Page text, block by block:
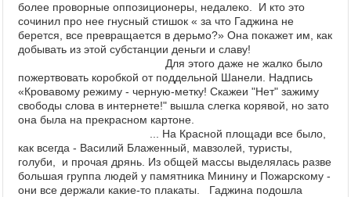
более проворные оппозиционеры,
недалеко. И кто это
сочинил про нее гнусный стишок « за что Гаджина не
берется, все превращается в дерьмо?» Она покажет им, как
добывать из этой субстанции деньги и славу!
Для этого даже не жалко было
пожертвовать коробкой от поддельной Шанели. Надпись
«Кровавому режиму - черную-метку! Скажеи "Нет" зажиму
свободы слова в интернете!" вышла слегка корявой, но зато
она была на прекрасном картоне.
... На Красной площади все было,
как всегда - Василий Блаженный, мавзолей, туристы,
голуби, и прочая дрянь. Из общей массы выделялась разве
большая группа людей у памятника Минину и Пожарскому -
они все держали какие-то плакаты. Гаджина подошла